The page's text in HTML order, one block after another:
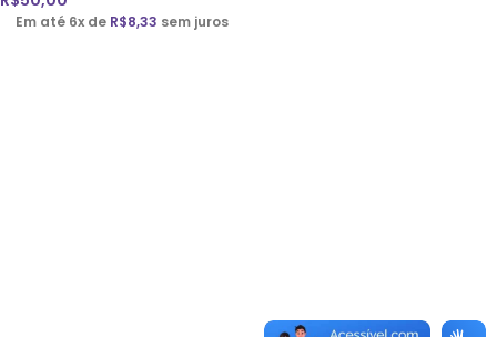
Em até 6x de R$8,33 sem juros